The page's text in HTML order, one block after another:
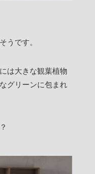
うです。
は大きな観葉植物
グリーンに包まれ